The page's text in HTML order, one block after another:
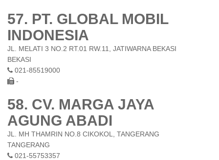
57. PT. GLOBAL MOBIL
INDONESIA
JL. MELATI 3 NO.2 RT.01 RW.11, JATIWARNA BEKASI
BEKASI
021-85519000
-
58. CV. MARGA JAYA
AGUNG ABADI
JL. MH THAMRIN NO.8 CIKOKOL, TANGERANG
TANGERANG
021-55753357